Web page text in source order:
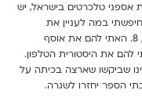
אספני טלכרטים בישראל, יש
במה לעניין את
הנכדים שלי, בני 4, 5, 6, 7, 8. האתי להם את אוסף
להם את היסטורית הטלפון.
שביקשו שארצה בכיתה על
הספר יחזרו לשגרה.